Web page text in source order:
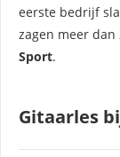
eerste bedrijf
zagen meer
Sport.
Gitaarles